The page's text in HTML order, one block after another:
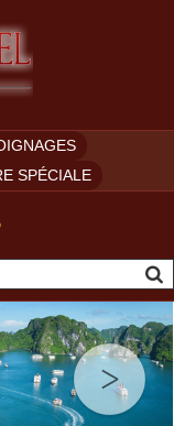
SPÉCIALE